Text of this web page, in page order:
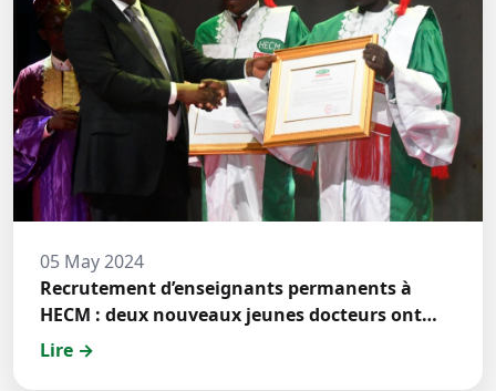
05 May 2024
Recrutement d’enseignants permanents à
HECM : deux nouveaux jeunes docteurs ont
prêté́ serment
Lire →